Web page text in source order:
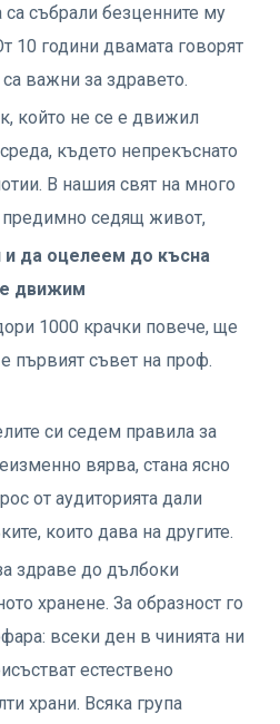
събрали безценните му
10 години двамата говорят
важни за здравето.
който не се е движил
където непрекъснато
В нашия свят на много
предимно седящ живот,
и да оцелеем до късна
движим
1000 крачки повече, ще
първият съвет на проф.
си седем правила за
вярва, стана ясно
от аудиторията дали
които дава на другите.
здраве до дълбоки
хранене. За образност го
всеки ден в чинията ни
естествено
храни. Всяка група